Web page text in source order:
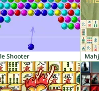
Shooter